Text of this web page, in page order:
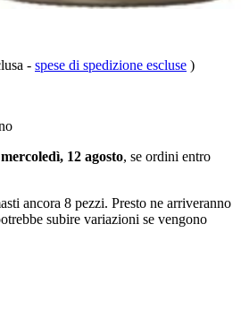
- spese di spedizione escluse )
12 agosto, se ordini entro
ancora 8 pezzi. Presto ne arriveranno
subire variazioni se vengono